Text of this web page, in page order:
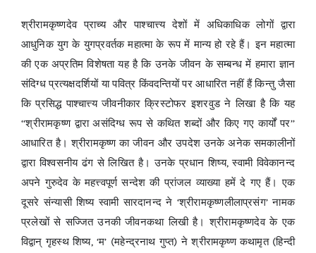
श्रीरामकृष्णदेव प्राच्य और पाश्चात्त्य देशों में अधिकाधिक लोगों द्वारा
आधुनिक युग के युगप्रवर्तक महात्मा के रूप में मान्य हो रहे हैं। इन महात्मा
की एक अप्रतिम विशेषता यह है कि उनके जीवन के सम्बन्ध में हमारा ज्ञान
संदिग्ध प्रत्यक्षदर्शियों या पवित्र किंवदन्तियों पर आधारित नहीं हैं किन्तु जैसा
कि प्रसिद्ध पाश्चात्त्य जीवनीकार क्रिस्टोफर इशरवुड ने लिखा है कि यह
‘‘श्रीरामकृष्ण द्वारा असंदिग्ध रूप से कथित शब्दों और किए गए कार्यों पर’’
आधारित है। श्रीरामकृष्ण का जीवन और उपदेश उनके अनेक समकालीनों
द्वारा विश्वसनीय ढंग से लिखित है। उनके प्रधान शिष्य, स्वामी विवेकानन्द
अपने गुरुदेव के महत्त्वपूर्ण सन्देश की प्रांजल व्याख्या हमें दे गए हैं। एक
दूसरे संन्यासी शिष्य स्वामी सारदानन्द ने ‘श्रीरामकृष्णलीलाप्रसंग’ नामक
प्रलेखों से सज्जित उनकी जीवनकथा लिखी है। श्रीरामकृष्णदेव के एक
विद्वान् गृहस्थ शिष्य, ‘म’ (महेन्द्रनाथ गुप्त) ने श्रीरामकृष्ण कथामृत (हिन्दी